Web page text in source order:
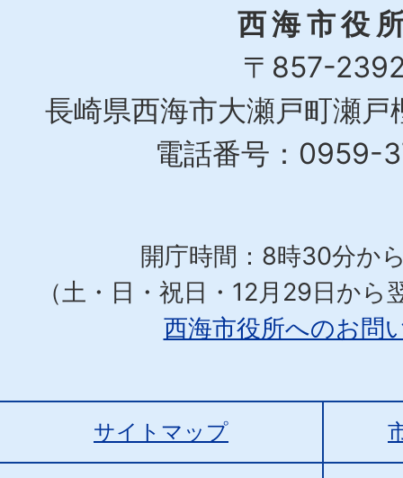
西海市役
〒857-
長崎県西海市大瀬戸町瀬
電話番号：0959-
開庁時間：8時30分か
（土・日・祝日・12月29日から
西海市役所へのお問
サイトマップ